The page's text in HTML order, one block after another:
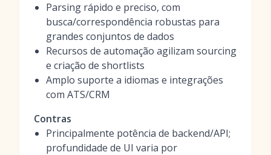
Parsing rápido e preciso, com
busca/correspondência robustas para
grandes conjuntos de dados
Recursos de automação agilizam sourcing
e criação de shortlists
Amplo suporte a idiomas e integrações
com ATS/CRM
Contras
Principalmente potência de backend/API;
profundidade de UI varia por